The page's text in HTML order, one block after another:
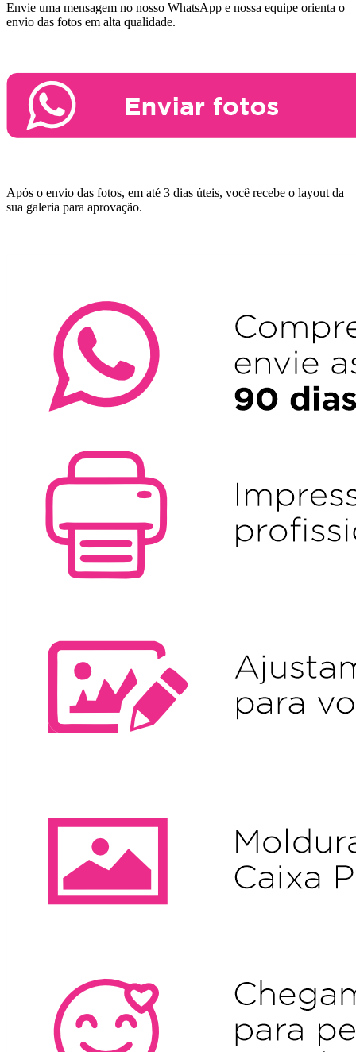
Envie uma mensagem no nosso WhatsApp e nossa equipe orienta o
envio das fotos em alta qualidade.
Após o envio das fotos, em até 3 dias úteis, você recebe o layout da
sua galeria para aprovação.